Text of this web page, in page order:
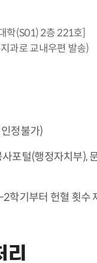
학(S01) 2층 221호]
과로 교내우편 발송)
정불가)
포털(행정자치부),
학기부터 헌혈 횟수
리